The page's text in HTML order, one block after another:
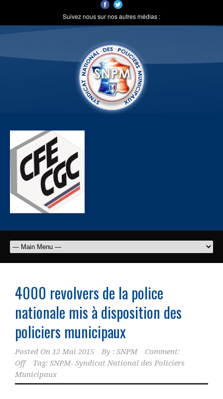
Suivez nous sur nos autres médias :
4000 revolvers de la police
nationale mis à disposition des
policiers municipaux
Posted On 12 Mai 2015 By : SNPM
Comment:
Off
Tag: SNPM- Syndicat National des Policiers
Municipaux